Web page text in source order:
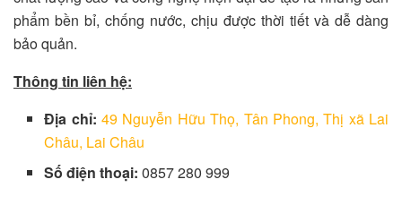
phẩm bền bỉ, chống nước, chịu được thời tiết và dễ dàng
bảo quản.
Thông tin liên hệ:
Địa chỉ:49 Nguyễn Hữu Thọ, Tân Phong, Thị xã Lai
Châu, Lai Châu
Số điện thoại:0857 280 999